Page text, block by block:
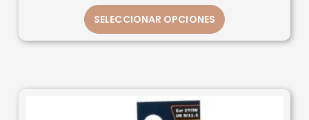
SELECCIONAR OPCIONES